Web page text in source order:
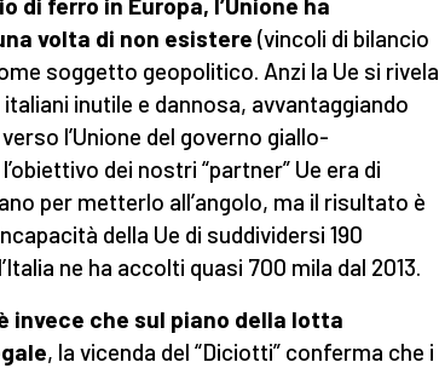
volta di non esistere (vincoli di bilancio
soggetto geopolitico. Anzi la Ue si rivela
inutile e dannosa, avvantaggiando
l’Unione del governo giallo-
dei nostri “partner” Ue era di
per metterlo all’angolo, ma il risultato è
della Ue di suddividersi 190
ne ha accolti quasi 700 mila dal 2013.
invece che sul piano della lotta
, la vicenda del “Diciotti” conferma che i